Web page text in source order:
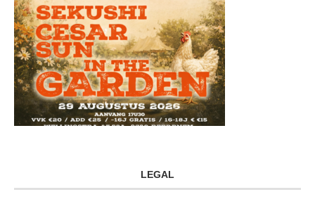
LEGAL